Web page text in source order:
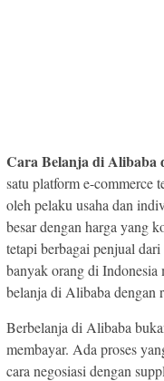
Cara Belanja di Alibaba
satu platform e-commerce
oleh pelaku usaha dan
besar dengan harga yang
tetapi berbagai penjual
banyak orang di Indonesia
belanja di Alibaba dengan
Berbelanja di Alibaba
membayar. Ada proses
cara negosiasi dengan